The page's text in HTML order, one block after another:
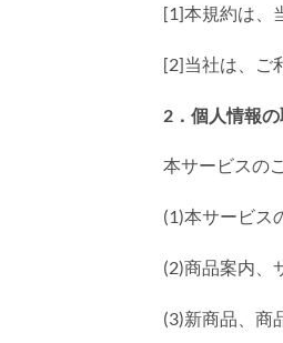
[1]本規約は、
[2]当社は、ご
2．個人情報
本サービスの
(1)本サービス
(2)商品案内、
(3)新商品、商